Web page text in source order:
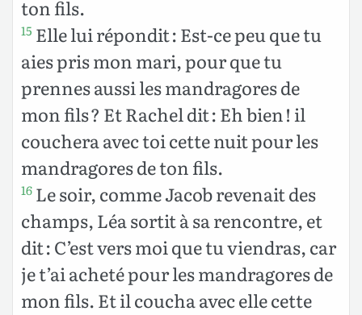
ton fils.
15 Elle lui répondit : Est-ce peu que tu
aies pris mon mari, pour que tu
prennes aussi les mandragores de
mon fils ? Et Rachel dit : Eh bien ! il
couchera avec toi cette nuit pour les
mandragores de ton fils.
16 Le soir, comme Jacob revenait des
champs, Léa sortit à sa rencontre, et
dit : C’est vers moi que tu viendras, car
je t’ai acheté pour les mandragores de
mon fils. Et il coucha avec elle cette